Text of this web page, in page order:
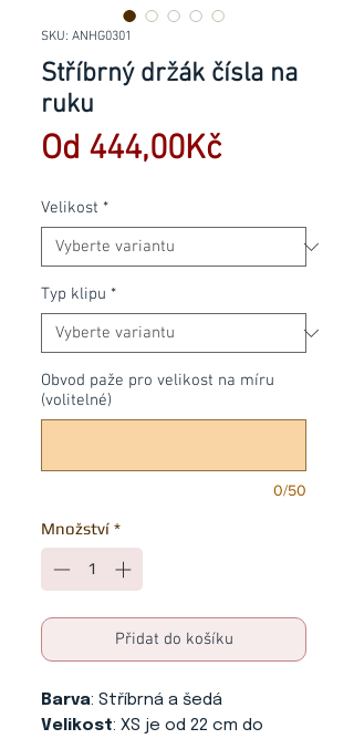
SKU: ANHG0301
Stříbrný držák čísla na
ruku
Od 444,00Kč
Velikost *
Typ klipu *
Obvod paže pro velikost na míru
(volitelné)
0/50
Množství *
Přidat do košíku
Barva: Stříbrná a šedá
Velikost: XS je od 22 cm do